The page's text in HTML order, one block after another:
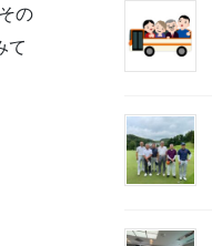
の
て